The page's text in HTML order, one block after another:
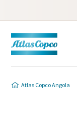
Atlas Copco Angola